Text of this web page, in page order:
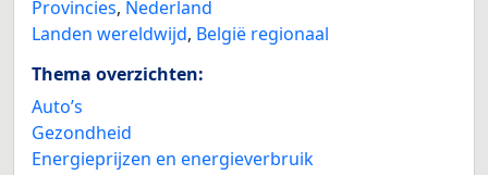
Provincies, Nederland
Landen wereldwijd, België regionaal
Thema overzichten:
Auto’s
Gezondheid
Energieprijzen en energieverbruik